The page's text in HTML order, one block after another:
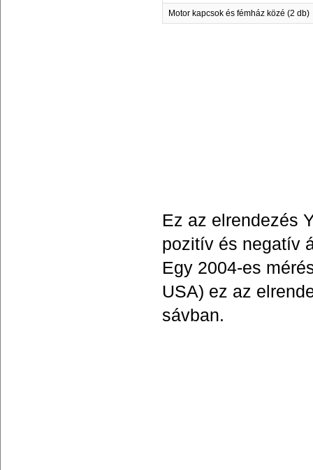
Motor kapcsok és fémház közé (2 db)
Ez az elrendezés
pozitív és negatív
Egy 2004-es
USA) ez az
sávban.